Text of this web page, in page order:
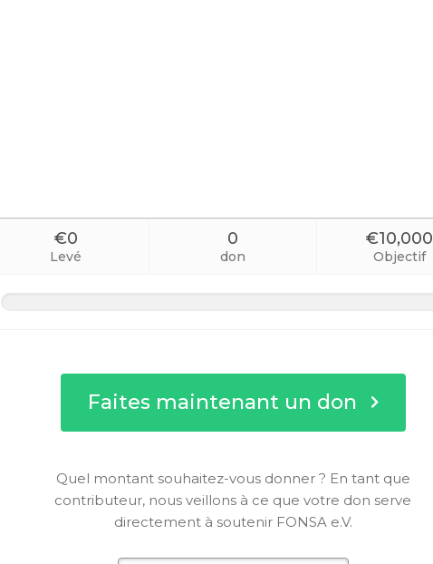
€0
Levé
0
don
€10,000
Objectif
Faites maintenant un don
Quel montant souhaitez-vous donner ? En tant que
contributeur, nous veillons à ce que votre don serve
directement à soutenir FONSA e.V.